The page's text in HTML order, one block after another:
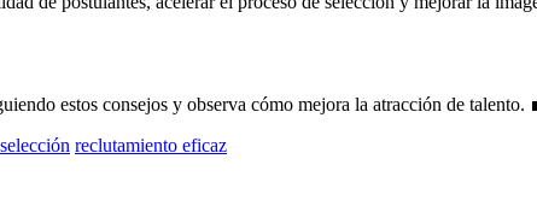
estos consejos y observa cómo mejora la atracción de talento.
reclutamiento eficaz